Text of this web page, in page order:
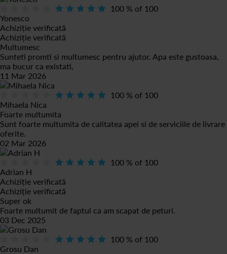
100 % of 100
Yonesco
Achiziție verificată
Achiziție verificată
Multumesc
Sunteti promti si multumesc pentru ajutor. Apa este gustoasa,
ma bucur ca existati,
11 Mar 2026
100 % of 100
Mihaela Nica
Foarte multumita
Sunt foarte multumita de calitatea apei si de serviciile de livrare
oferite.
02 Mar 2026
100 % of 100
Adrian H
Achiziție verificată
Achiziție verificată
Super ok
Foarte multumit de faptul ca am scapat de peturi.
03 Dec 2025
100 % of 100
Grosu Dan